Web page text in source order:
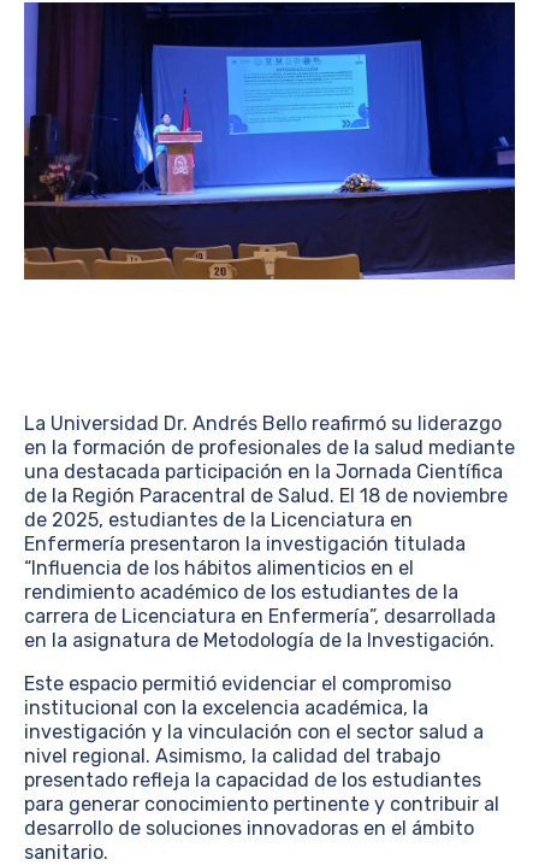
La Universidad Dr. Andrés Bello reafirmó su liderazgo
en la formación de profesionales de la salud mediante
una destacada participación en la Jornada Científica
de la Región Paracentral de Salud. El 18 de noviembre
de 2025, estudiantes de la Licenciatura en
Enfermería presentaron la investigación titulada
“Influencia de los hábitos alimenticios en el
rendimiento académico de los estudiantes de la
carrera de Licenciatura en Enfermería”, desarrollada
en la asignatura de Metodología de la Investigación.
Este espacio permitió evidenciar el compromiso
institucional con la excelencia académica, la
investigación y la vinculación con el sector salud a
nivel regional. Asimismo, la calidad del trabajo
presentado refleja la capacidad de los estudiantes
para generar conocimiento pertinente y contribuir al
desarrollo de soluciones innovadoras en el ámbito
sanitario.